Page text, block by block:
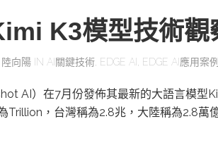
K3模型技術觀
陸向陽 IN AI關鍵技術 EDGE AI EDGE AI應用案例
AI）在7月份發佈其最新的大語言模型
Trillion，台灣稱為2.8兆，大陸稱為2.8萬